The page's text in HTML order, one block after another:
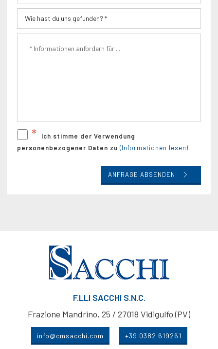
*
Ich stimme der Verwendung
personenbezogener Daten zu (Informationen lesen).
ANFRAGE ABSENDEN
F.LLI SACCHI S.N.C.
Frazione Mandrino, 25 / 27018 Vidigulfo (PV)
info@cmsacchi.com +39 0382 619261